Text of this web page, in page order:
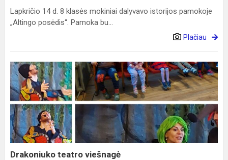
Lapkričio 14 d. 8 klasės mokiniai dalyvavo istorijos pamokoje
„Altingo posėdis“. Pamoka bu...
Plačiau
Drakoniuko
teatro
viešnagė
Drakoniuko teatro viešnagė